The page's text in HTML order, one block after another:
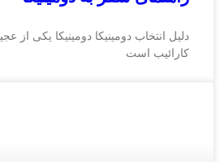
دلیل انتخاب دومینیکا دومینیکا یکی از
کارائیب است